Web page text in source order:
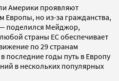
Америки проявляют
Европы, но из-за гражданства,
поделился Мейджор,
страны ЕС обеспечивает
по 29 странам
последние годы путь в Европу
в нескольких популярных